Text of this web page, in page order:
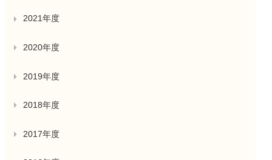
2021年度
2020年度
2019年度
2018年度
2017年度